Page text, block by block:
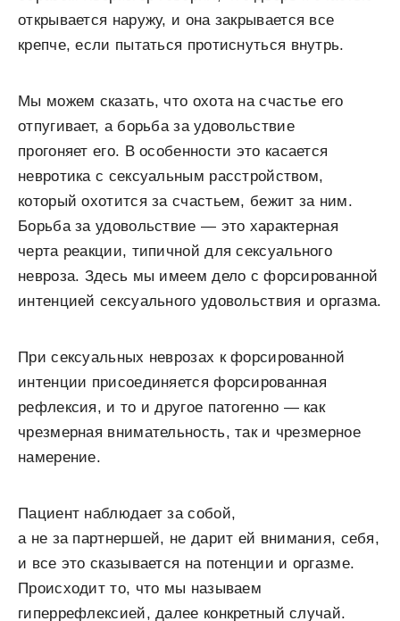
открывается наружу, и она закрывается все
крепче, если пытаться протиснуться внутрь.
Мы можем сказать, что охота на счастье его
отпугивает, а борьба за удовольствие
прогоняет его. В особенности это касается
невротика с сексуальным расстройством,
который охотится за счастьем, бежит за ним.
Борьба за удовольствие — это характерная
черта реакции, типичной для сексуального
невроза. Здесь мы имеем дело с форсированной
интенцией сексуального удовольствия и оргазма.
При сексуальных неврозах к форсированной
интенции присоединяется форсированная
рефлексия, и то и другое патогенно — как
чрезмерная внимательность, так и чрезмерное
намерение.
Пациент наблюдает за собой,
а не за партнершей, не дарит ей внимания, себя,
и все это сказывается на потенции и оргазме.
Происходит то, что мы называем
гиперрефлексией, далее конкретный случай.